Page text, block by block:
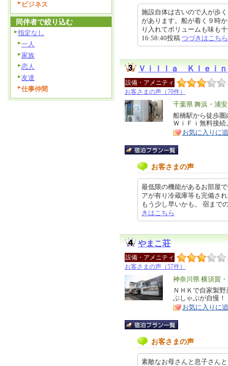
施設自体は古いので人が歩
があります。船が着く９時
り入れてボリュームも味も
16:58:40投稿 つづきはこちら
Ｖｉｌｌａ Ｋｌｅｉｎ
設備・アメニティ
お客さまの声（70件）
エ
リ
ア
千葉県 舞浜・浦
特
徴
船橋駅から徒歩
ＷｉＦｉ無料接続
お気に入りに
お客さまの声
最低限の機能があるお部屋
アが有り冷蔵庫等も完備さ
もう少し早いかも。 宿ま
きはこちら
やまこ荘
設備・アメニティ
お客さまの声（57件）
エ
リ
ア
神奈川県 横須賀
特
徴
ＮＨＫで自家製
ぶしゃぶが自慢！
お気に入りに
お客さまの声
素敵なお母さんと息子さん
ビジネス
同伴者で絞り込む
指定なし
一人
家族
恋人
友達
仕事仲間